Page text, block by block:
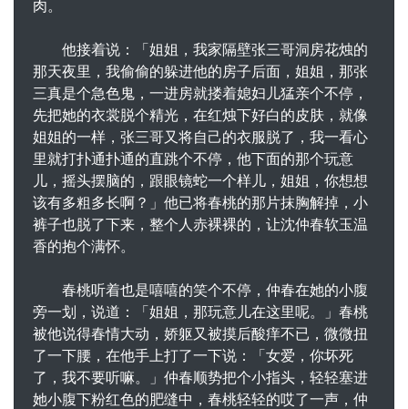
肉。
他接着说：「姐姐，我家隔壁张三哥洞房花烛的
那天夜里，我偷偷的躲进他的房子后面，姐姐，那张
三真是个急色鬼，一进房就搂着媳妇儿猛亲个不停，
先把她的衣裳脱个精光，在红烛下好白的皮肤，就像
姐姐的一样，张三哥又将自己的衣服脱了，我一看心
里就打扑通扑通的直跳个不停，他下面的那个玩意
儿，摇头摆脑的，跟眼镜蛇一个样儿，姐姐，你想想
该有多粗多长啊？」他已将春桃的那片抹胸解掉，小
裤子也脱了下来，整个人赤裸裸的，让沈仲春软玉温
香的抱个满怀。
春桃听着也是嘻嘻的笑个不停，仲春在她的小腹
旁一划，说道：「姐姐，那玩意儿在这里呢。」春桃
被他说得春情大动，娇躯又被摸后酸痒不已，微微扭
了一下腰，在他手上打了一下说：「女爱，你坏死
了，我不要听嘛。」仲春顺势把个小指头，轻轻塞进
她小腹下粉红色的肥缝中，春桃轻轻的哎了一声，仲